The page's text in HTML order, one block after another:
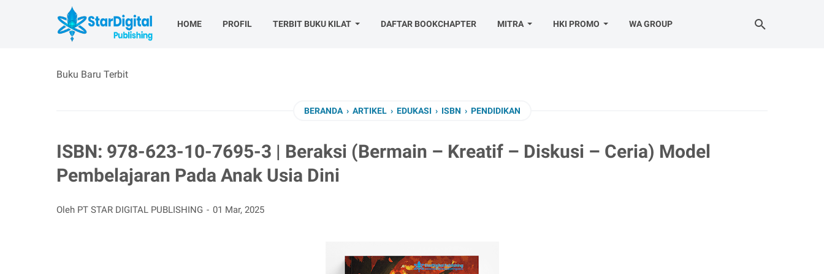
HOME PROFIL TERBIT BUKU KILAT DAFTAR BOOKCHAPTER MITRA HKI PROMO WA GROUP
Buku Baru Terbit
BERANDA › ARTIKEL › EDUKASI › ISBN › PENDIDIKAN
ISBN: 978-623-10-7695-3 | Beraksi (Bermain – Kreatif – Diskusi – Ceria) Model
Pembelajaran Pada Anak Usia Dini
Oleh PT STAR DIGITAL PUBLISHING 01 Mar, 2025